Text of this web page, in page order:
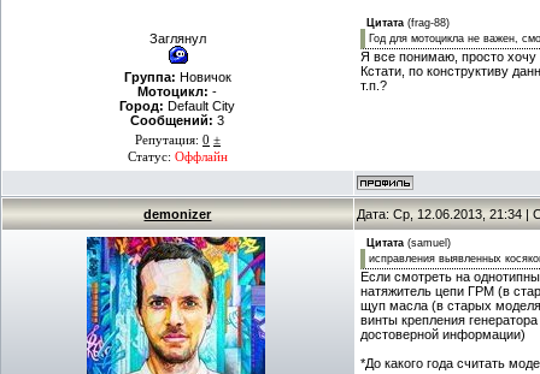
Заглянул
Группа: Новичок
Мотоцикл: -
Город: Default City
Сообщений: 3
Репутация: 0 ±
Статус: Оффлайн
Цитата (frag-88)
Год для мотоцикла не важен,
Я все понимаю, просто хочу
Кстати, по конструктиву
т.п.?
demonizer Дата: Ср, 12.06.2013, 21:34 |
Цитата (samuel )
исправления выявленных
Если смотреть на
натяжитель цепи ГРМ (в
щуп масла (в старых
винты крепления
достоверной информации)
*До какого года считать